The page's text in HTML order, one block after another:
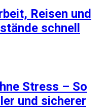
Reisen und
schnell
Stress – So
und sicherer